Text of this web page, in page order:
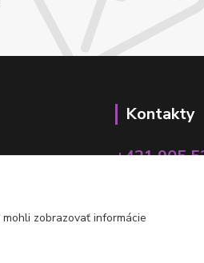
Kontakty
+421 905
zobrazovať informácie